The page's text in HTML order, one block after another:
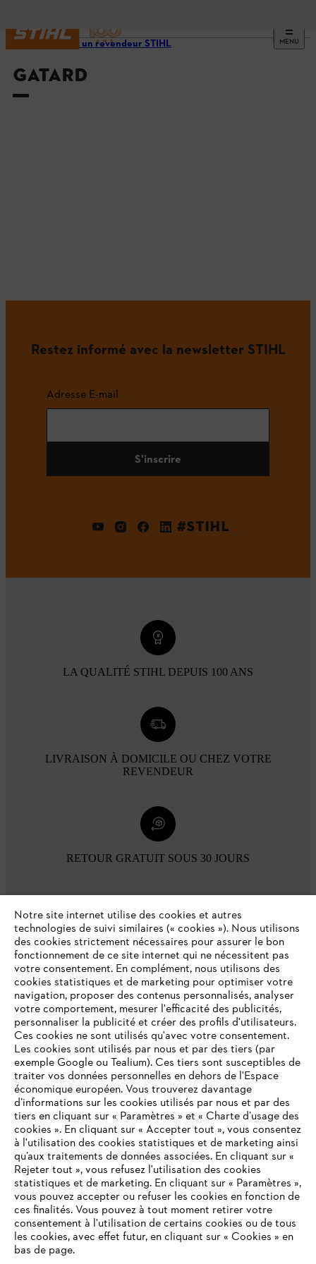
MENU
Trouvez un revendeur STIHL
GATARD
Restez informé avec la newsletter STIHL
Adresse E-mail
S'inscrire
#STIHL
LA QUALITÉ STIHL DEPUIS 100 ANS
LIVRAISON À DOMICILE OU CHEZ VOTRE
REVENDEUR
RETOUR GRATUIT SOUS 30 JOURS
L'Entreprise
Questions / Réponses
Service
Conditions Générales de Vente
VOTRE NAVIGATEUR INTERNET
N'EST PLUS PRIS EN CHARGE
Vous utilisez un navigateur Internet que nous ne prenons plus
en charge, et certaines fonctionnalités de notre site ne
peuvent fonctionner correctement. Pour une utilisation
Notre site internet utilise des cookies et autres
technologies de suivi similaires (« cookies »). Nous utilisons
des cookies strictement nécessaires pour assurer le bon
fonctionnement de ce site internet qui ne nécessitent pas
votre consentement. En complément, nous utilisons des
cookies statistiques et de marketing pour optimiser votre
navigation, proposer des contenus personnalisés, analyser
votre comportement, mesurer l'efficacité des publicités,
personnaliser la publicité et créer des profils d'utilisateurs.
Ces cookies ne sont utilisés qu'avec votre consentement.
Les cookies sont utilisés par nous et par des tiers (par
exemple Google ou Tealium). Ces tiers sont susceptibles de
traiter vos données personnelles en dehors de l'Espace
économique européen. Vous trouverez davantage
d’informations sur les cookies utilisés par nous et par des
tiers en cliquant sur « Paramètres » et « Charte d’usage des
cookies ». En cliquant sur « Accepter tout », vous consentez
à l'utilisation des cookies statistiques et de marketing ainsi
qu’aux traitements de données associées. En cliquant sur «
Rejeter tout », vous refusez l'utilisation des cookies
statistiques et de marketing. En cliquant sur « Paramètres »,
vous pouvez accepter ou refuser les cookies en fonction de
ces finalités. Vous pouvez à tout moment retirer votre
consentement à l'utilisation de certains cookies ou de tous
les cookies, avec effet futur, en cliquant sur « Cookies » en
bas de page.